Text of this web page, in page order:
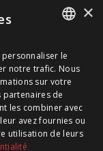
restez à jour !
FRENCH
×
le
notre trafic. Nous
sur votre
partenaires de
les combiner avec
avez fournies ou
utilisation de leurs